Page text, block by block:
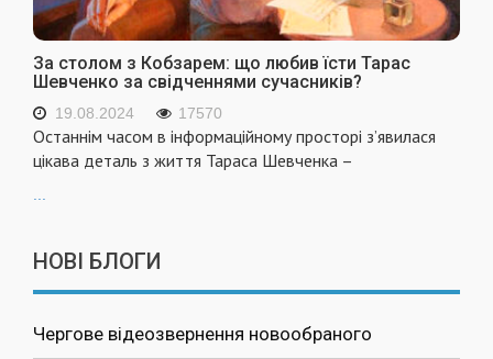
За столом з Кобзарем: що любив їсти Тарас
Шевченко за свідченнями сучасників?
19.08.2024 17570
Останнім часом в інформаційному просторі з’явилася
цікава деталь з життя Тараса Шевченка –
НОВІ БЛОГИ
Чергове відеозвернення новообраного